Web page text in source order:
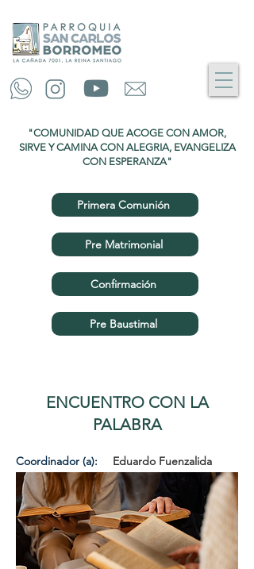
"COMUNIDAD QUE ACOGE CON AMOR,
SIRVE Y CAMINA CON ALEGRIA, EVANGELIZA
CON ESPERANZA"
Primera Comunión
Pre Matrimonial
Confirmación
Pre Baustimal
ENCUENTRO CON LA
PALABRA
Coordinador (a): Eduardo Fuenzalida